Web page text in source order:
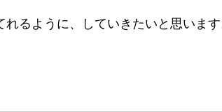
るように、していきたいと思いま